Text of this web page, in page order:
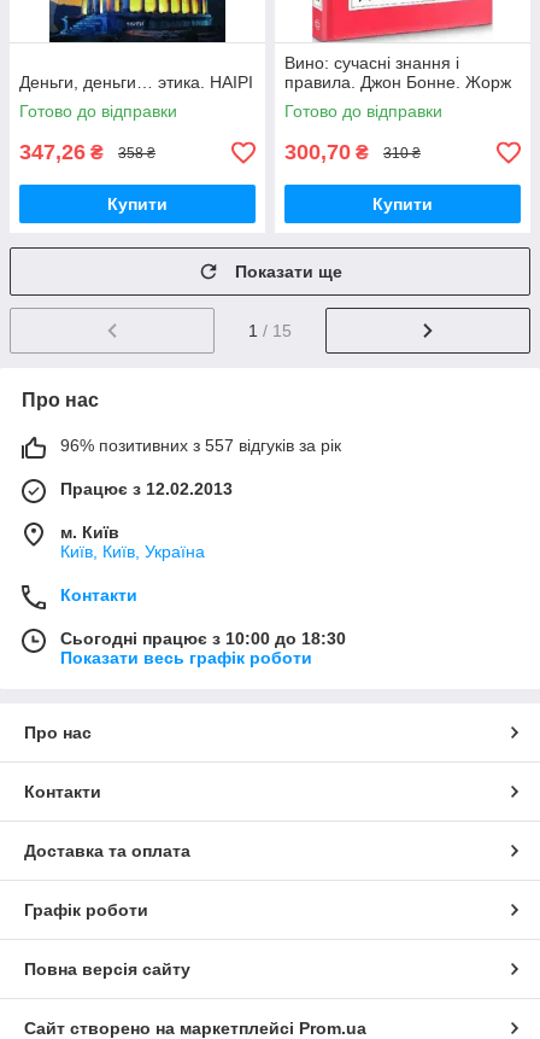
Деньги, деньги… этика. НАІРІ
Готово до відправки
347,26 ₴ 358 ₴
Купити
Вино: сучасні знання і
правила. Джон Бонне. Жорж
Готово до відправки
300,70 ₴ 310 ₴
Купити
Показати ще
1 / 15
Про нас
96% позитивних з 557 відгуків за рік
Працює з 12.02.2013
м. Київ
Київ, Київ, Україна
Контакти
Сьогодні працює з 10:00 до 18:30
Показати весь графік роботи
Про нас
Контакти
Доставка та оплата
Графік роботи
Повна версія сайту
Сайт створено на маркетплейсі Prom.ua